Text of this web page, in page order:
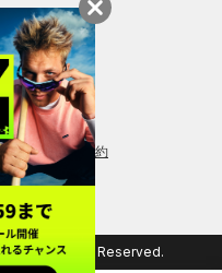
記 会員規約
All Rights Reserved.